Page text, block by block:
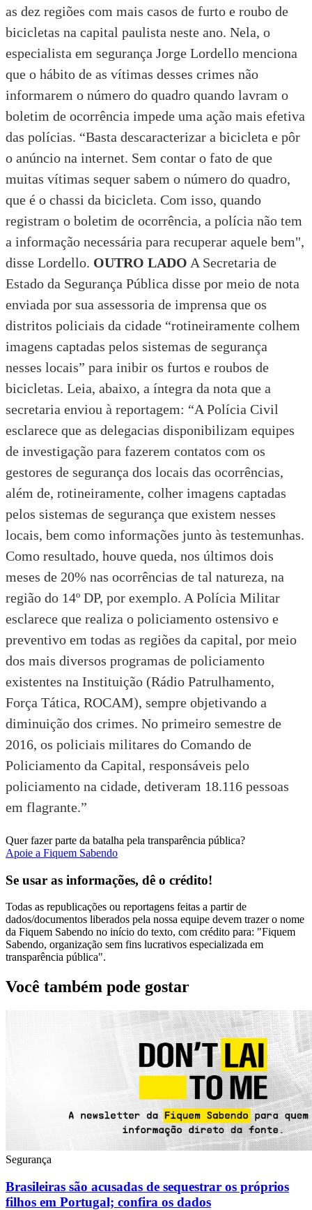
as dez regiões com mais casos de furto e roubo de
bicicletas na capital paulista neste ano. Nela, o
especialista em segurança Jorge Lordello menciona
que o hábito de as vítimas desses crimes não
informarem o número do quadro quando lavram o
boletim de ocorrência impede uma ação mais efetiva
das polícias. “Basta descaracterizar a bicicleta e pôr
o anúncio na internet. Sem contar o fato de que
muitas vítimas sequer sabem o número do quadro,
que é o chassi da bicicleta. Com isso, quando
registram o boletim de ocorrência, a polícia não tem
a informação necessária para recuperar aquele bem",
disse Lordello. OUTRO LADO A Secretaria de
Estado da Segurança Pública disse por meio de nota
enviada por sua assessoria de imprensa que os
distritos policiais da cidade “rotineiramente colhem
imagens captadas pelos sistemas de segurança
nesses locais” para inibir os furtos e roubos de
bicicletas. Leia, abaixo, a íntegra da nota que a
secretaria enviou à reportagem: “A Polícia Civil
esclarece que as delegacias disponibilizam equipes
de investigação para fazerem contatos com os
gestores de segurança dos locais das ocorrências,
além de, rotineiramente, colher imagens captadas
pelos sistemas de segurança que existem nesses
locais, bem como informações junto às testemunhas.
Como resultado, houve queda, nos últimos dois
meses de 20% nas ocorrências de tal natureza, na
região do 14º DP, por exemplo. A Polícia Militar
esclarece que realiza o policiamento ostensivo e
preventivo em todas as regiões da capital, por meio
dos mais diversos programas de policiamento
existentes na Instituição (Rádio Patrulhamento,
Força Tática, ROCAM), sempre objetivando a
diminuição dos crimes. No primeiro semestre de
2016, os policiais militares do Comando de
Policiamento da Capital, responsáveis pelo
policiamento na cidade, detiveram 18.116 pessoas
em flagrante.”
Quer fazer parte da batalha pela transparência pública?
Apoie a Fiquem Sabendo
Se usar as informações, dê o crédito!
Todas as republicações ou reportagens feitas a partir de
dados/documentos liberados pela nossa equipe devem trazer o nome
da Fiquem Sabendo no início do texto, com crédito para: "Fiquem
Sabendo, organização sem fins lucrativos especializada em
transparência pública".
Você também pode gostar
Segurança
Brasileiras são acusadas de sequestrar os próprios
filhos em Portugal; confira os dados